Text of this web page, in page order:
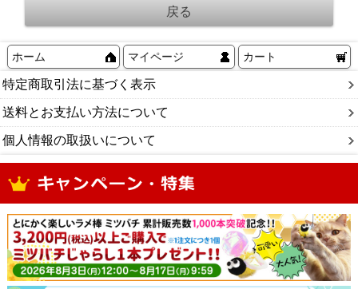
ホーム マイページ カート
特定商取引法に基づく表示
送料とお支払い方法について
個人情報の取扱いについて